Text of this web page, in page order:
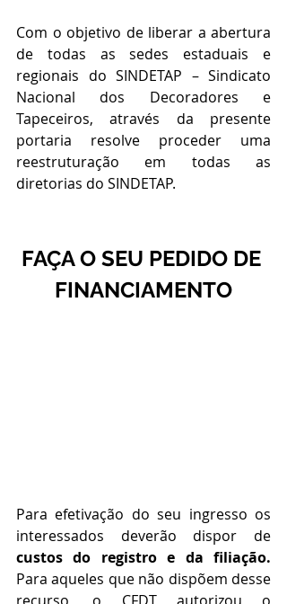
Com o objetivo de liberar a abertura
de todas as sedes estaduais e
regionais do SINDETAP – Sindicato
Nacional dos Decoradores e
Tapeceiros, através da presente
portaria resolve proceder uma
reestruturação em todas as
diretorias do SINDETAP.
FAÇA O SEU PEDIDO DE
FINANCIAMENTO
Para efetivação do seu ingresso os
custos do registro e da filiação.
Para aqueles que não dispõem desse